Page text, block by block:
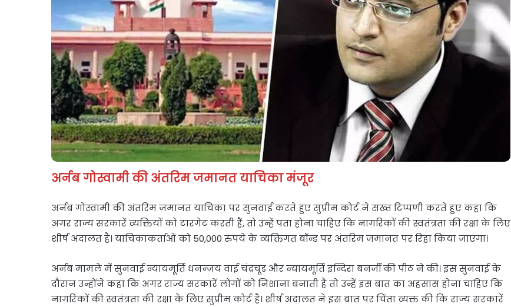
अर्नब गोस्वामी की अंतरिम जमानत याचिका मंजूर
अर्नब गोस्वामी की अंतरिम जमानत याचिका पर सुनवाई करते हुए सुप्रीम कोर्ट ने सख्त टिप्पणी करते हुए कहा कि
अगर राज्य सरकारें व्यक्तियों को टारगेट करती हैं, तो उन्हें पता होना चाहिए कि नागरिकों की स्वतंत्रता की रक्षा के लिए
शीर्ष अदालत है। याचिकाकर्ताओं को 50,000 रुपये के व्यक्तिगत बॉन्ड पर अंतरिम जमानत पर रिहा किया जाएगा।
अर्नब मामले में सुनवाई न्यायमूर्ति धनन्जय वाई चंद्रचूड और न्यायमूर्ति इन्दिरा बनर्जी की पीठ ने की। इस सुनवाई के
दौरान उन्होंने कहा कि अगर राज्य सरकारें लोगों को निशाना बनाती हैं तो उन्हें इस बात का अहसास होना चाहिए कि
नागरिकों की स्वतंत्रता की रक्षा के लिए सुप्रीम कोर्ट है। शीर्ष अदालत ने इस बात पर चिंता व्यक्त की कि राज्य सरकारें